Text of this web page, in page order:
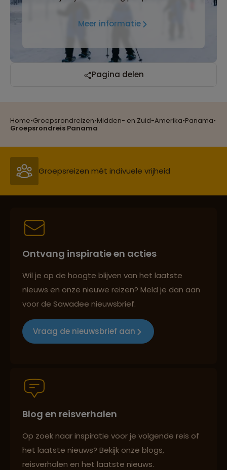
Home•Groepsrondreizen•Midden- en Zuid-Amerika•Panama•
Groepsrondreis Panama
Meer informatie
Pagina delen
Reizen met oog voor mens, cultuur en milieu
Groepsreizen mét indivuele vrijheid
Persoonlijk en deskundig reisadvies
Reizen met oog voor mens, cultuur en milieu
Persoonlijk en deskundig reisadvies
Best beoordeelde reisroutes
Ontvang inspiratie en acties
Wil je op de hoogte blijven van het laatste
nieuws en onze nieuwe reizen? Meld je dan aan
voor de Sawadee nieuwsbrief.
Vraag de nieuwsbrief aan
Blog en reisverhalen
Op zoek naar inspiratie voor je volgende reis of
het laatste nieuws? Bekijk onze blogs,
reisverhalen en het laatste nieuws.